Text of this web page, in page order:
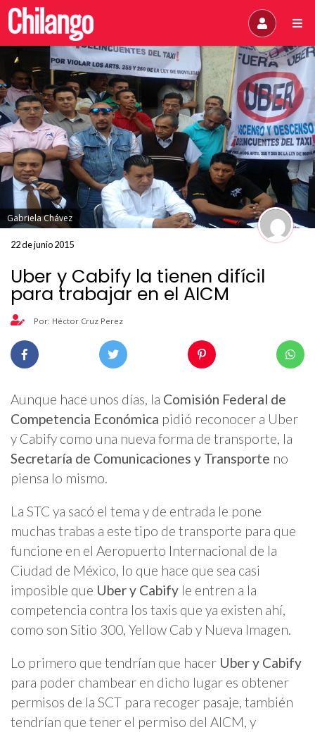
Gabriela Chávez
22 de junio 2015
Uber y Cabify la tienen difícil
para trabajar en el AICM
Por: Héctor Cruz Perez
Aunque hace unos días, la Comisión Federal de
Competencia Económica pidió reconocer a Uber
y Cabify como una nueva forma de transporte, la
Secretaría de Comunicaciones y Transporte no
piensa lo mismo.
La STC ya sacó el tema y de entrada le pone
muchas trabas a este tipo de transporte para que
funcione en el Aeropuerto Internacional de la
Ciudad de México, lo que hace que sea casi
imposible que Uber y Cabify le entren a la
competencia contra los taxis que ya existen ahí,
como son Sitio 300, Yellow Cab y Nueva Imagen.
Lo primero que tendrían que hacer Uber y Cabify
para poder chambear en dicho lugar es obtener
permisos de la SCT para recoger pasaje, también
tendrían que tener el permiso del AICM, y